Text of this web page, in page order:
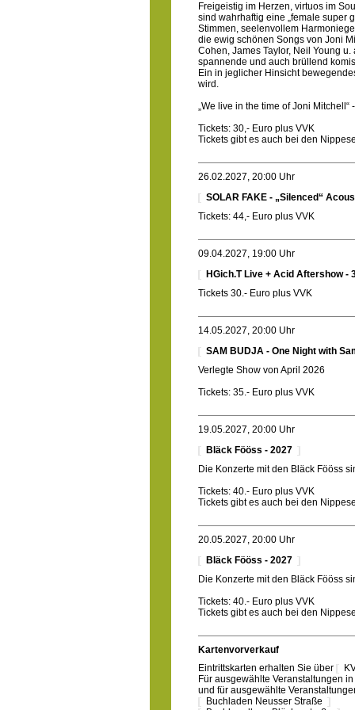
Freigeistig im Herzen, virtuos im
sind wahrhaftig eine „female super
Stimmen, seelenvollem
die ewig schönen Songs von Joni
Cohen, James Taylor, Neil Young
spannende und auch brüllend
Ein in jeglicher Hinsicht
wird.
„We live in the time of Joni
Tickets: 30,- Euro plus VVK
Tickets gibt es auch bei den
26.02.2027, 20:00 Uhr
SOLAR FAKE - „Silenced“
Tickets: 44,- Euro plus VVK
09.04.2027, 19:00 Uhr
HGich.T Live + Acid Aftershow -
Tickets 30.- Euro plus VVK
14.05.2027, 20:00 Uhr
SAM BUDJA - One Night with
Verlegte Show von April 2026
Tickets: 35.- Euro plus VVK
19.05.2027, 20:00 Uhr
Bläck Fööss - 2027
Die Konzerte mit den Bläck Fööss
Tickets: 40.- Euro plus VVK
Tickets gibt es auch bei den
20.05.2027, 20:00 Uhr
Bläck Fööss - 2027
Die Konzerte mit den Bläck Fööss
Tickets: 40.- Euro plus VVK
Tickets gibt es auch bei den
Kartenvorverkauf
Eintrittskarten erhalten Sie über
Für ausgewählte Veranstaltungen
und für ausgewählte
Buchladen Neusser Straße